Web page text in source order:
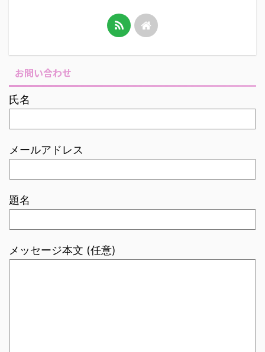
お問い合わせ
氏名
メールアドレス
題名
メッセージ本文 (任意)